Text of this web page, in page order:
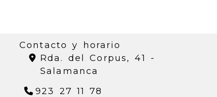
Contacto y horario
Rda. del Corpus, 41 -
Salamanca
923 27 11 78